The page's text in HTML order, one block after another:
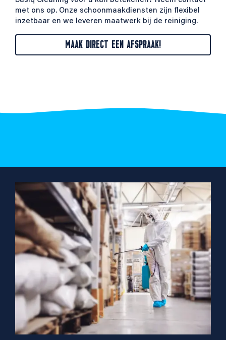
met ons op. Onze schoonmaakdiensten zijn flexibel
inzetbaar en we leveren maatwerk bij de reiniging.
MAAK DIRECT EEN AFSPRAAK!